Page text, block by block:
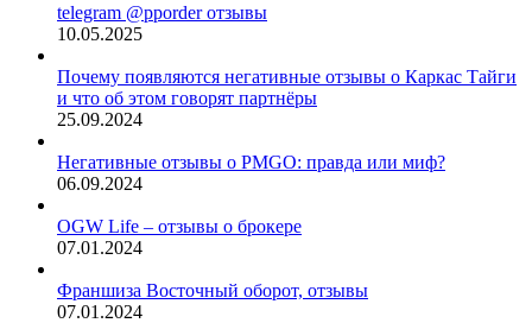
telegram @pporder отзывы
10.05.2025
Почему появляются негативные отзывы о Каркас Тайги
и что об этом говорят партнёры
25.09.2024
Негативные отзывы о PMGO: правда или миф?
06.09.2024
OGW Life – отзывы о брокере
07.01.2024
Франшиза Восточный оборот, отзывы
07.01.2024